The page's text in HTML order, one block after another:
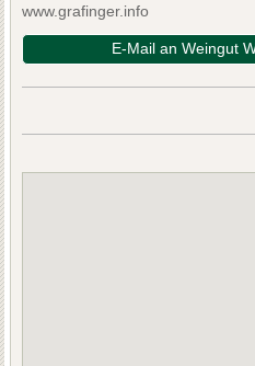
www.grafinger.info
E-Mail an Weingut